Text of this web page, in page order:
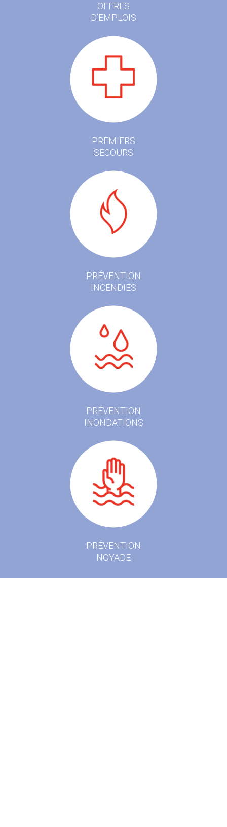
OFFRES
D’EMPLOIS
PREMIERS
SECOURS
PRÉVENTION
INCENDIES
PRÉVENTION
INONDATIONS
PRÉVENTION
NOYADE